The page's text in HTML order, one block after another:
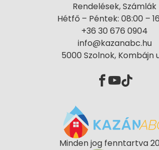
Rendelések, Számlák
Hétfő – Péntek: 08:00 –
+36 30 676 0904
info@kazanabc.hu
5000 Szolnok, Kombájn
Minden jog fenntartva